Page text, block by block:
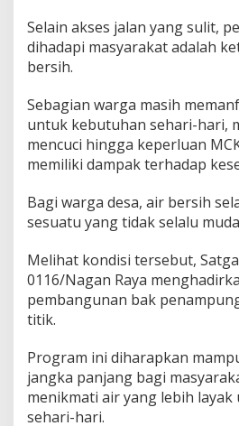
Selain akses jalan yang sulit,
dihadapi masyarakat adalah
bersih.
Sebagian warga masih
untuk kebutuhan sehari-hari,
mencuci hingga keperluan
memiliki dampak terhadap
Bagi warga desa, air bersih
sesuatu yang tidak selalu
Melihat kondisi tersebut,
0116/Nagan Raya
pembangunan bak
titik.
Program ini diharapkan
jangka panjang bagi
menikmati air yang lebih
sehari-hari.